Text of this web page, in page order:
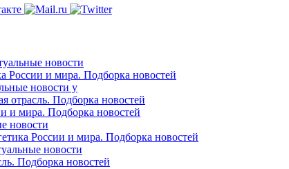
новости
России и мира. Подборка новостей
новости у
отрасль. Подборка новостей
и мира. Подборка новостей
новости
России и мира. Подборка новостей
новости
Подборка новостей